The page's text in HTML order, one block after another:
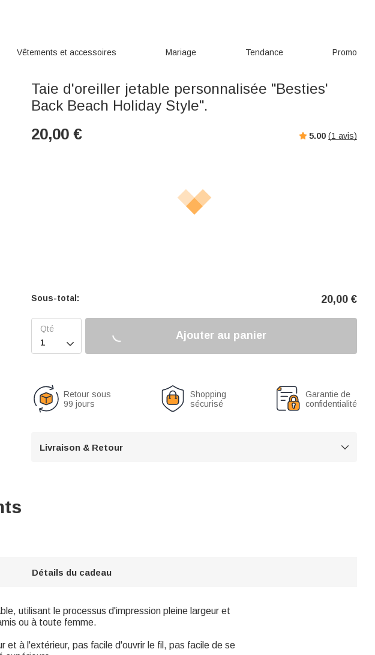
Vêtements et accessoires Mariage Tendance Promo
Taie d'oreiller jetable personnalisée "Besties'
Back Beach Holiday Style".
20,00 € 5.00 (1 avis)
Sous-total: 20,00 €

Ajouter au panier
Retour sous
99 jours
Shopping
sécurisé
Garantie de
confidentialité
Livraison & Retour 
Détails du cadeau
utilisant le processus d'impression pleine largeur et
ou à toute femme.
et à l'extérieur, pas facile d'ouvrir le fil, pas facile de se